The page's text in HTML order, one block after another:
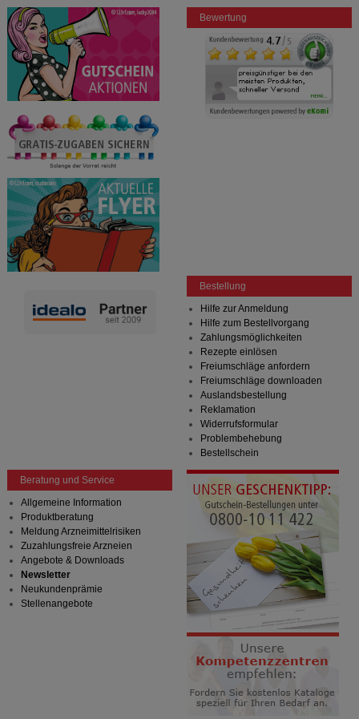
Bewertung
Bestellung
Hilfe zur Anmeldung
Hilfe zum Bestellvorgang
Zahlungsmöglichkeiten
Rezepte einlösen
Freiumschläge anfordern
Freiumschläge downloaden
Auslandsbestellung
Reklamation
Widerrufsformular
Problembehebung
Bestellschein
Beratung und Service
Allgemeine Information
Produktberatung
Meldung Arzneimittelrisiken
Zuzahlungsfreie Arzneien
Angebote & Downloads
Newsletter
Neukundenprämie
Stellenangebote